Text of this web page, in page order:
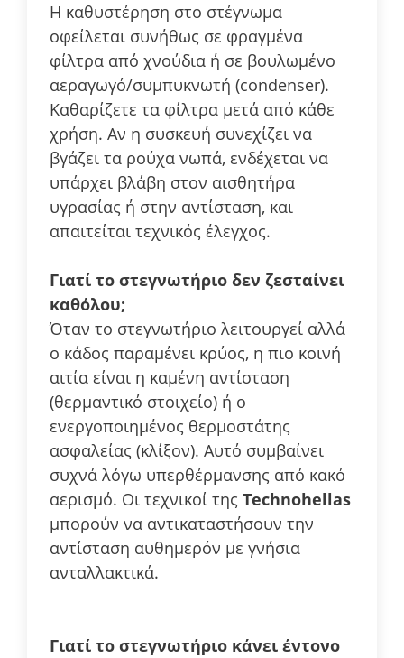
Η καθυστέρηση στο στέγνωμα
οφείλεται συνήθως σε φραγμένα
φίλτρα από χνούδια ή σε βουλωμένο
αεραγωγό/συμπυκνωτή (condenser).
Καθαρίζετε τα φίλτρα μετά από κάθε
χρήση. Αν η συσκευή συνεχίζει να
βγάζει τα ρούχα νωπά, ενδέχεται να
υπάρχει βλάβη στον αισθητήρα
υγρασίας ή στην αντίσταση, και
απαιτείται τεχνικός έλεγχος.
Γιατί το στεγνωτήριο δεν ζεσταίνει
καθόλου;
Όταν το στεγνωτήριο λειτουργεί αλλά
ο κάδος παραμένει κρύος, η πιο κοινή
αιτία είναι η καμένη αντίσταση
(θερμαντικό στοιχείο) ή ο
ενεργοποιημένος θερμοστάτης
ασφαλείας (κλίξον). Αυτό συμβαίνει
συχνά λόγω υπερθέρμανσης από κακό
αερισμό. Οι τεχνικοί της Technohellas
μπορούν να αντικαταστήσουν την
αντίσταση αυθημερόν με γνήσια
ανταλλακτικά.
Γιατί το στεγνωτήριο κάνει έντονο